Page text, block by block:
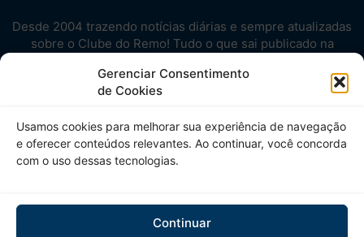
Gerenciar Consentimento
de Cookies
Usamos cookies para melhorar sua experiência de navegação
e oferecer conteúdos relevantes. Ao continuar, você concorda
com o uso dessas tecnologias.
Continuar
Desde 2004 trazendo notícias diárias e sempre atualizadas
sobre o Clube do Remo! Tudo o que sai publicado na
Aproveite! Site não-oficial.
SIGA-NOS